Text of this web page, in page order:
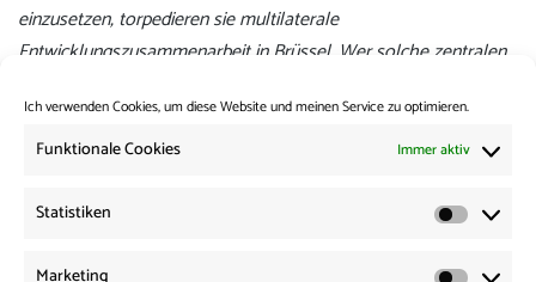
Ich verwenden Cookies, um diese Website und meinen Service zu optimieren.
Funktionale Cookies Immer aktiv
Statistiken
einzusetzen, torpedieren sie multilaterale
Entwicklungszusammenarbeit in Brüssel. Wer solche zentralen
europäischer Politik.“
Zu den Abstimmungsergebnissen